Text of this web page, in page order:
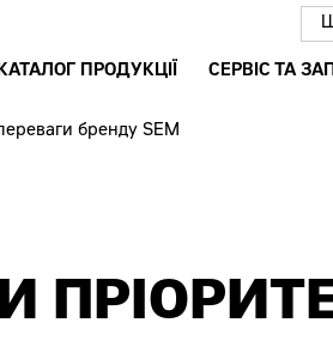
ПРОДУКЦІЇ СЕРВІС ТА
бренду SEM